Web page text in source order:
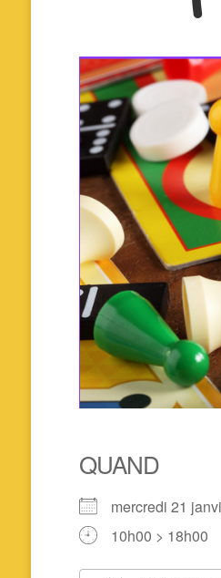
QUAND
mercredi 21
10h00 > 18h00